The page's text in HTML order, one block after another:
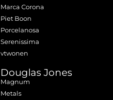
Marca Corona
Piet Boon
Porcelanosa
Serenissima
vtwonen
Douglas Jones
Magnum
Metals